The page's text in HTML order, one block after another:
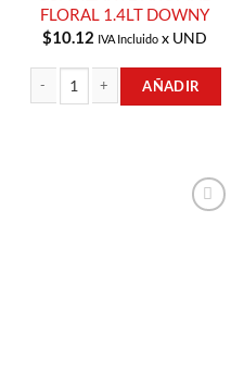
FLORAL 1.4LT DOWNY
$10.12 IVA Incluidox UND
AÑADIR